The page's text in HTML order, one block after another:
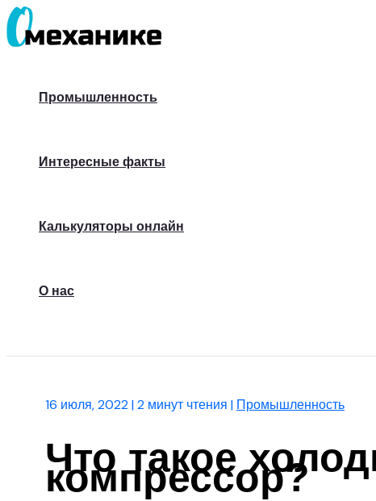
Перейти
к
Промышленность
Интересные факты
Калькуляторы онлайн
О нас
16 июля, 2022|2 минут чтения | Промышленность
Что такое
компрессор?